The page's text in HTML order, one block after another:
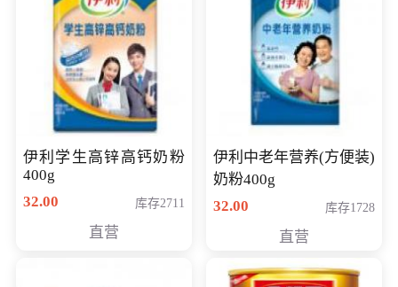
伊利学生高锌高钙奶粉
400g
32.00
库存2711
直营
伊利中老年营养(方便装)
奶粉400g
32.00
库存1728
直营